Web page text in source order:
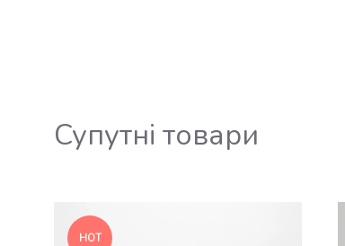
Супутні товари
HOT